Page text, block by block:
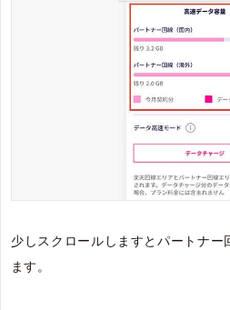
少しスクロールしますとパートナー
ます。